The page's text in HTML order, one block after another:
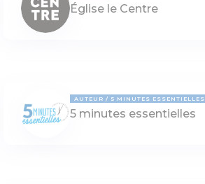
Église le Centre
AUTEUR 5 MINUTES ESSENTIELLES
5 minutes essentielles